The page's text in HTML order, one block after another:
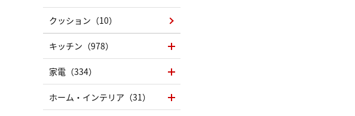
クッション（10）
キッチン（978）
家電（334）
ホーム・インテリア（31）